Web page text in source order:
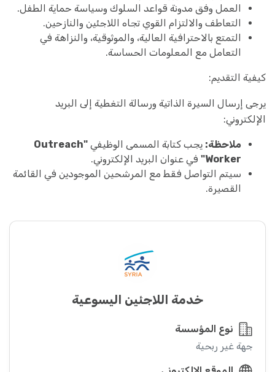
العمل وفق مدونة قواعد السلوك وسياسة حماية الطفل.
التعاطف والالتزام القوي تجاه اللاجئين والنازحين.
التمتع بالاحترافية العالية، والموثوقية، والنزاهة في
التعامل مع المعلومات الحساسة.
كيفية التقديم:
يرجى إرسال السيرة الذاتية ورسالة التغطية إلى البريد
الإلكتروني:
ملاحظة: يجب كتابة المسمى الوظيفي
"Outreach
Worker"
في عنوان البريد الإلكتروني.
سيتم التواصل فقط مع المرشحين الموجودين في القائمة
القصيرة.
خدمة اللاجئين اليسوعية
نوع المؤسسة
جهة غير ربحية